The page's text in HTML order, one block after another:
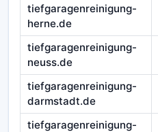
tiefgaragenreinigung-
herne.de
tiefgaragenreinigung-
neuss.de
tiefgaragenreinigung-
darmstadt.de
tiefgaragenreinigung-